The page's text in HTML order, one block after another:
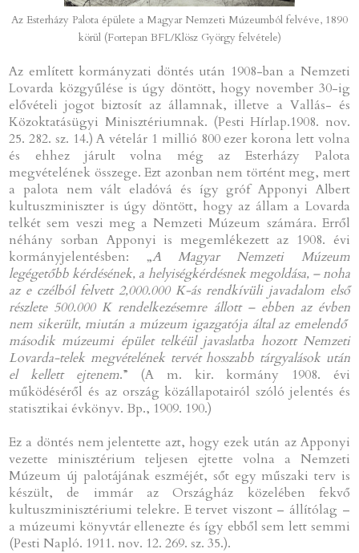
Az Esterházy Palota épülete a Magyar Nemzeti Múzeumból felvéve, 1890
körül (Fortepan BFL/Klösz György felvétele)
Az említett kormányzati döntés után 1908-ban a Nemzeti
Lovarda közgyűlése is úgy döntött, hogy november 30-ig
elővételi jogot biztosít az államnak, illetve a Vallás- és
Közoktatásügyi Minisztériumnak. (Pesti Hírlap.1908. nov.
25. 282. sz. 14.) A vételár 1 millió 800 ezer korona lett volna
és ehhez járult volna még az Esterházy Palota
megvételének összege. Ezt azonban nem történt meg, mert
a palota nem vált eladóvá és így gróf Apponyi Albert
kultuszminiszter is úgy döntött, hogy az állam a Lovarda
telkét sem veszi meg a Nemzeti Múzeum számára. Erről
néhány sorban Apponyi is megemlékezett az 1908. évi
kormányjelentésben: „A Magyar Nemzeti Múzeum
legégetőbb kérdésének, a helyiségkérdésnek megoldása, – noha
az e czélból felvett 2,000.000 K-ás rendkívüli javadalom első
részlete 500.000 K rendelkezésemre állott – ebben az évben
nem sikerült, miután a múzeum igazgatója által az emelendő
második múzeumi épület telkéül javaslatba hozott Nemzeti
Lovarda-telek megvételének tervét hosszabb tárgyalások után
el kellett ejtenem.” (A m. kir. kormány 1908. évi
működéséről és az ország közállapotairól szóló jelentés és
statisztikai évkönyv. Bp., 1909. 190.)
Ez a döntés nem jelentette azt, hogy ezek után az Apponyi
vezette minisztérium teljesen ejtette volna a Nemzeti
Múzeum új palotájának eszméjét, sőt egy műszaki terv is
készült, de immár az Országház közelében fekvő
kultuszminisztériumi telekre. E tervet viszont – állítólag –
a múzeumi könyvtár ellenezte és így ebből sem lett semmi
(Pesti Napló. 1911. nov. 12. 269. sz. 35.).